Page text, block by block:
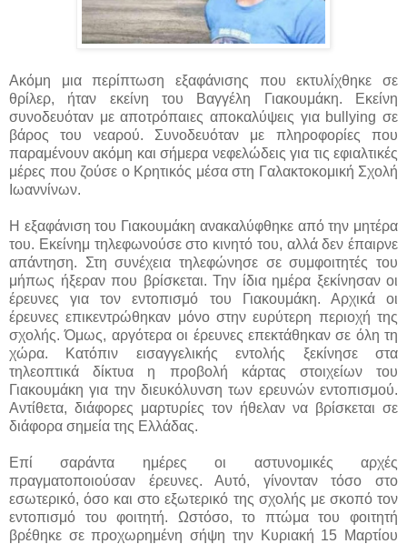
Ακόμη μια περίπτωση εξαφάνισης που εκτυλίχθηκε σε
θρίλερ, ήταν εκείνη του Βαγγέλη Γιακουμάκη. Εκείνη
συνοδευόταν με αποτρόπαιες αποκαλύψεις για bullying σε
βάρος του νεαρού. Συνοδευόταν με πληροφορίες που
παραμένουν ακόμη και σήμερα νεφελώδεις για τις εφιαλτικές
μέρες που ζούσε ο Κρητικός μέσα στη Γαλακτοκομική Σχολή
Ιωαννίνων.
Η εξαφάνιση του Γιακουμάκη ανακαλύφθηκε από την μητέρα
του. Εκείνημ τηλεφωνούσε στο κινητό του, αλλά δεν έπαιρνε
απάντηση. Στη συνέχεια τηλεφώνησε σε συμφοιτητές του
μήπως ήξεραν που βρίσκεται. Την ίδια ημέρα ξεκίνησαν οι
έρευνες για τον εντοπισμό του Γιακουμάκη. Αρχικά οι
έρευνες επικεντρώθηκαν μόνο στην ευρύτερη περιοχή της
σχολής. Όμως, αργότερα οι έρευνες επεκτάθηκαν σε όλη τη
χώρα. Κατόπιν εισαγγελικής εντολής ξεκίνησε στα
τηλεοπτικά δίκτυα η προβολή κάρτας στοιχείων του
Γιακουμάκη για την διευκόλυνση των ερευνών εντοπισμού.
Αντίθετα, διάφορες μαρτυρίες τον ήθελαν να βρίσκεται σε
διάφορα σημεία της Ελλάδας.
Επί σαράντα ημέρες οι αστυνομικές αρχές
πραγματοποιούσαν έρευνες. Αυτό, γίνονταν τόσο στο
εσωτερικό, όσο και στο εξωτερικό της σχολής με σκοπό τον
εντοπισμό του φοιτητή. Ωστόσο, το πτώμα του φοιτητή
βρέθηκε σε προχωρημένη σήψη την Κυριακή 15 Μαρτίου